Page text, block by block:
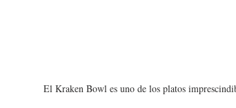
El Kraken Bowl es uno de los platos